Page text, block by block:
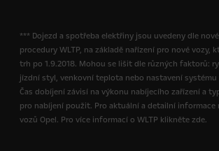
*** Dojezd a spotřeba elektřiny jsou uvedeny dle
procedury WLTP, na základě nařízení pro nové vozy,
trh po 1.9.2018. Mohou se lišit dle různých faktorů:
jízdní styl, venkovní teplota nebo nastavení systému
Čas dobíjení závisí na výkonu nabíjecího zařízení a
pro nabíjení použit. Pro aktuální a detailní informace
vozů Opel. Pro více informací o WLTP klikněte zde.